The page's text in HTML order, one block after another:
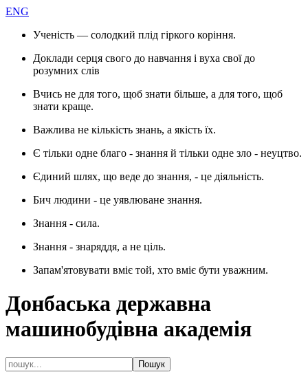
ENG
Ученість — солодкий плід гіркого коріння.
Доклади серця свого до навчання і вуха свої до
розумних слів
Вчись не для того, щоб знати більше, а для того, щоб
знати краще.
Важлива не кількість знань, а якість їх.
Є тільки одне благо - знання й тільки одне зло - неуцтво.
Єдиний шлях, що веде до знання, - це діяльність.
Бич людини - це уявлюване знання.
Знання - сила.
Знання - знаряддя, а не ціль.
Запам'ятовувати вміє той, хто вміє бути уважним.
Донбаська державна
машинобудівна академія